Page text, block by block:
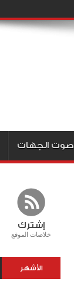
صوت الجهات
إشترك
خلاصات الموقع
الأشهر